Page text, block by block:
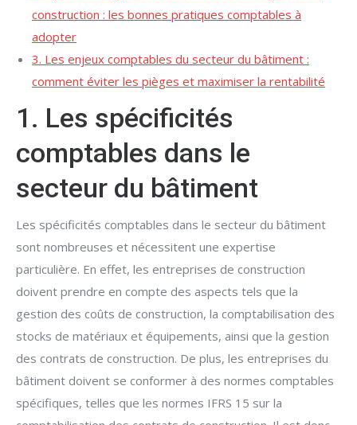
construction : les bonnes pratiques comptables à
adopter
3. Les enjeux comptables du secteur du bâtiment :
comment éviter les pièges et maximiser la rentabilité
1. Les spécificités
comptables dans le
secteur du bâtiment
Les spécificités comptables dans le secteur du bâtiment
sont nombreuses et nécessitent une expertise
particulière. En effet, les entreprises de construction
doivent prendre en compte des aspects tels que la
gestion des coûts de construction, la comptabilisation des
stocks de matériaux et équipements, ainsi que la gestion
des contrats de construction. De plus, les entreprises du
bâtiment doivent se conformer à des normes comptables
spécifiques, telles que les normes IFRS 15 sur la